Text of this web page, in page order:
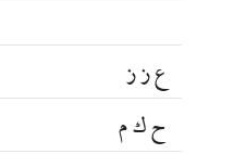
ع ز ز
ح ك م